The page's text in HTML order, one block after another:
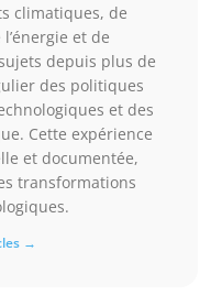
climatiques, de
et de
depuis plus de
des politiques
et des
Cette expérience
et documentée,
transformations
→